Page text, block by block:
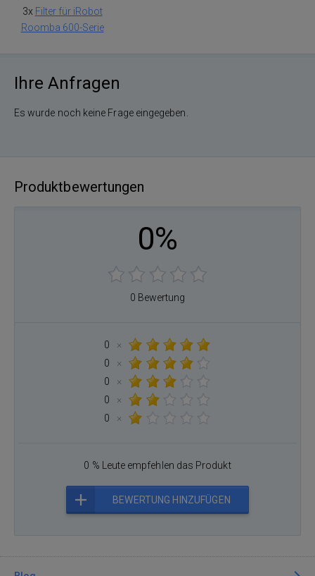
3x Filter für iRobot
Roomba 600-Serie
Ihre Anfragen
Es wurde noch keine Frage eingegeben.
Produktbewertungen
0%
0 Bewertung
0
×
0
×
0
×
0
×
0
×
0 % Leute empfehlen das Produkt
BEWERTUNG HINZUFÜGEN